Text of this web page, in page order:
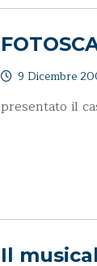
9 Dicembre
presentato il
Il